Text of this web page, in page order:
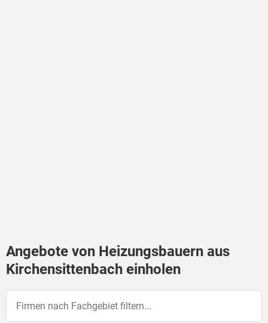
Angebote von Heizungsbauern aus
Kirchensittenbach einholen